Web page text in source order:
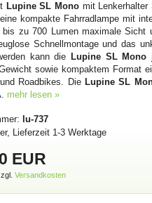
Lupine SL Monomit Lenkerhalter
kompakte Fahrradlampe mit
zu 700 Lumen maximale Sicht
Schnellmontage und das
kann die Lupine SL Mono
sowie kompaktem Format
Roadbikes. Die Lupine SL
mehr lesen »
lu-737
Lieferzeit 1-3 Werktage
EUR
Versandkosten